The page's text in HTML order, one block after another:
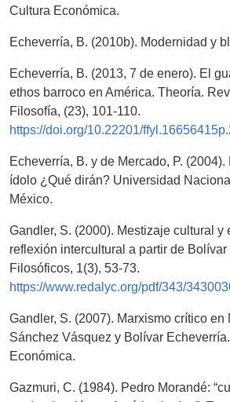
Cultura Económica.
Echeverría, B. (2010b). Modernidad y
Echeverría, B. (2013, 7 de enero). El
ethos barroco en América. Theoría.
Filosofía, (23), 101-110.
https://doi.org/10.22201/
Echeverría, B. y de Mercado, P. (2004).
ídolo ¿Qué dirán? Universidad
México.
Gandler, S. (2000). Mestizaje cultural y
reflexión intercultural a partir de
Filosóficos, 1(3), 53-73.
https://www.redalyc.org/pdf/343/
Gandler, S. (2007). Marxismo crítico en
Sánchez Vásquez y Bolívar
Económica.
Gazmuri, C. (1984). Pedro Morandé: